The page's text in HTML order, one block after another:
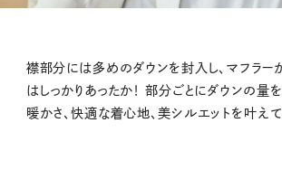
襟部分には多めのダウンを封入し、マフラー
はしっかりあったか！ 部分ごとにダウンの量を
暖かさ、快適な着心地、美シルエットを叶えて